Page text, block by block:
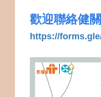
歡迎聯絡健
https://